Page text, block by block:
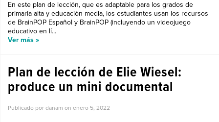
En este plan de lección, que es adaptable para los grados de
primaria alta y educación media, los estudiantes usan los recursos
de BrainPOP Español y BrainPOP (incluyendo un videojuego
educativo en lí...
Ver más »
Plan de lección de Elie Wiesel:
produce un mini documental
Publicado por danam on enero 5, 2022